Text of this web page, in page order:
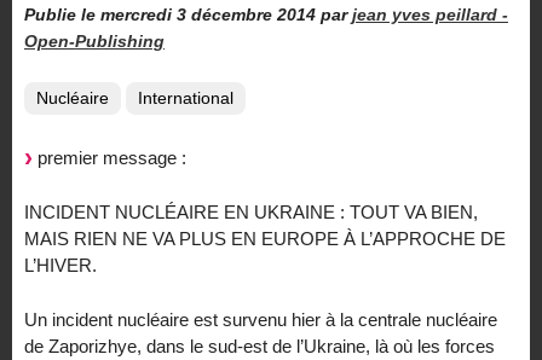
Publie le mercredi 3 décembre 2014 par jean yves peillard -
Open-Publishing
Nucléaire International
premier message :
INCIDENT NUCLÉAIRE EN UKRAINE : TOUT VA BIEN,
MAIS RIEN NE VA PLUS EN EUROPE À L’APPROCHE DE
L’HIVER.
Un incident nucléaire est survenu hier à la centrale nucléaire
de Zaporizhye, dans le sud-est de l’Ukraine, là où les forces